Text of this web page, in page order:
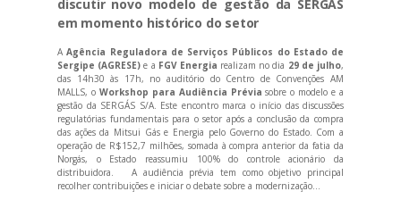
discutir novo modelo de gestão da SERGÁS
em momento histórico do setor
AAgência Reguladora de Serviços Públicos do Estado de
Sergipe (AGRESE)e a FGV Energia realizam no dia 29 de julho,
das 14h30 às 17h, no auditório do Centro de Convenções AM
MALLS, o Workshop para Audiência Prévia sobre o modelo e a
gestão da SERGÁS S/A. Este encontro marca o início das discussões
regulatórias fundamentais para o setor após a conclusão da compra
das ações da Mitsui Gás e Energia pelo Governo do Estado. Com a
operação de R$152,7 milhões, somada à compra anterior da fatia da
Norgás, o Estado reassumiu 100% do controle acionário da
distribuidora. A audiência prévia tem como objetivo principal
recolher contribuições e iniciar o debate sobre a modernização...